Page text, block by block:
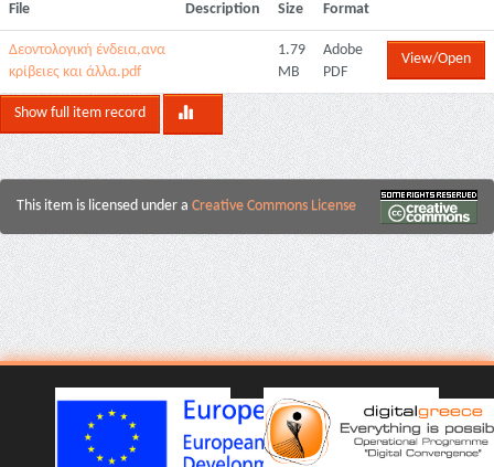
File Description Size Format
Δεοντολογική ένδεια,ανα
κρίβειες και άλλα.pdf
1.79
MB
Adobe
PDF
View/Open
Show full item record
This item is licensed under a Creative Commons License